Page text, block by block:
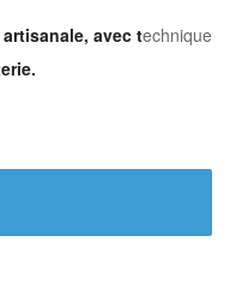
avec technique